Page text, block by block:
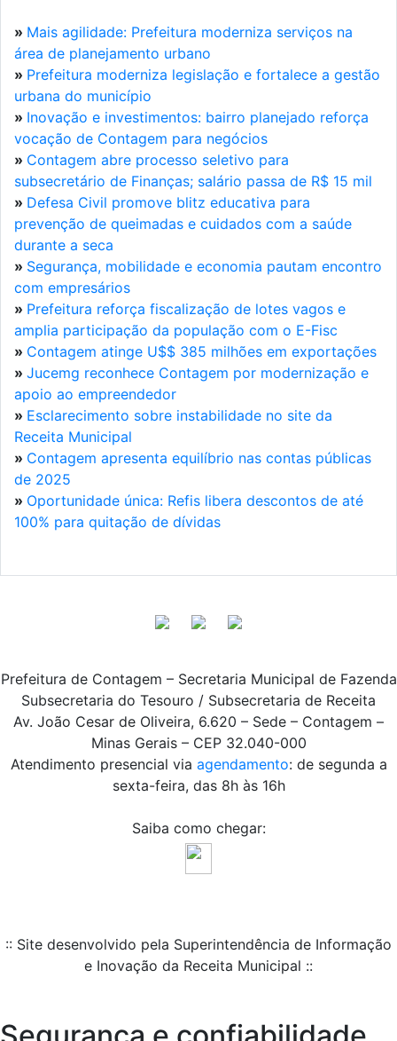
» Mais agilidade: Prefeitura moderniza serviços na
área de planejamento urbano
» Prefeitura moderniza legislação e fortalece a gestão
urbana do município
» Inovação e investimentos: bairro planejado reforça
vocação de Contagem para negócios
» Contagem abre processo seletivo para
subsecretário de Finanças; salário passa de R$ 15 mil
» Defesa Civil promove blitz educativa para
prevenção de queimadas e cuidados com a saúde
durante a seca
» Segurança, mobilidade e economia pautam encontro
com empresários
» Prefeitura reforça fiscalização de lotes vagos e
amplia participação da população com o E-Fisc
» Contagem atinge U$$ 385 milhões em exportações
» Jucemg reconhece Contagem por modernização e
apoio ao empreendedor
» Esclarecimento sobre instabilidade no site da
Receita Municipal
» Contagem apresenta equilíbrio nas contas públicas
de 2025
» Oportunidade única: Refis libera descontos de até
100% para quitação de dívidas
Prefeitura de Contagem – Secretaria Municipal de Fazenda
Subsecretaria do Tesouro / Subsecretaria de Receita
Av. João Cesar de Oliveira, 6.620 – Sede – Contagem –
Minas Gerais – CEP 32.040-000
Atendimento presencial via agendamento: de segunda a
sexta-feira, das 8h às 16h
Saiba como chegar:
:: Site desenvolvido pela Superintendência de Informação
e Inovação da Receita Municipal ::